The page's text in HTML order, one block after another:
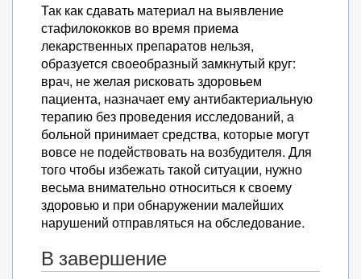
Так как сдавать материал на выявление
стафилококков во время приема
лекарственных препаратов нельзя,
образуется своеобразный замкнутый круг:
врач, не желая рисковать здоровьем
пациента, назначает ему антибактериальную
терапию без проведения исследований, а
больной принимает средства, которые могут
вовсе не подействовать на возбудителя. Для
того чтобы избежать такой ситуации, нужно
весьма внимательно относиться к своему
здоровью и при обнаружении малейших
нарушений отправляться на обследование.
В завершение